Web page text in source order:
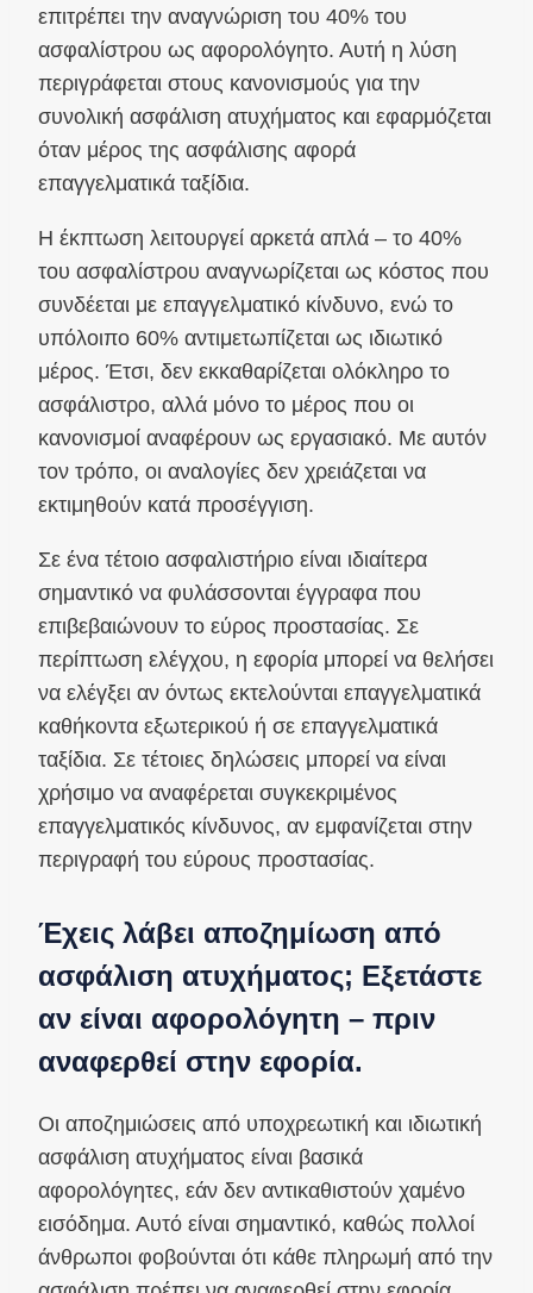
επιτρέπει την αναγνώριση του 40% του
ασφαλίστρου ως αφορολόγητο. Αυτή η λύση
περιγράφεται στους κανονισμούς για την
συνολική ασφάλιση ατυχήματος και εφαρμόζεται
όταν μέρος της ασφάλισης αφορά
επαγγελματικά ταξίδια.
Η έκπτωση λειτουργεί αρκετά απλά – το 40%
του ασφαλίστρου αναγνωρίζεται ως κόστος που
συνδέεται με επαγγελματικό κίνδυνο, ενώ το
υπόλοιπο 60% αντιμετωπίζεται ως ιδιωτικό
μέρος. Έτσι, δεν εκκαθαρίζεται ολόκληρο το
ασφάλιστρο, αλλά μόνο το μέρος που οι
κανονισμοί αναφέρουν ως εργασιακό. Με αυτόν
τον τρόπο, οι αναλογίες δεν χρειάζεται να
εκτιμηθούν κατά προσέγγιση.
Σε ένα τέτοιο ασφαλιστήριο είναι ιδιαίτερα
σημαντικό να φυλάσσονται έγγραφα που
επιβεβαιώνουν το εύρος προστασίας. Σε
περίπτωση ελέγχου, η εφορία μπορεί να θελήσει
να ελέγξει αν όντως εκτελούνται επαγγελματικά
καθήκοντα εξωτερικού ή σε επαγγελματικά
ταξίδια. Σε τέτοιες δηλώσεις μπορεί να είναι
χρήσιμο να αναφέρεται συγκεκριμένος
επαγγελματικός κίνδυνος, αν εμφανίζεται στην
περιγραφή του εύρους προστασίας.
Έχεις λάβει αποζημίωση από
ασφάλιση ατυχήματος; Εξετάστε
αν είναι αφορολόγητη – πριν
αναφερθεί στην εφορία.
Οι αποζημιώσεις από υποχρεωτική και ιδιωτική
ασφάλιση ατυχήματος είναι βασικά
αφορολόγητες, εάν δεν αντικαθιστούν χαμένο
εισόδημα. Αυτό είναι σημαντικό, καθώς πολλοί
άνθρωποι φοβούνται ότι κάθε πληρωμή από την